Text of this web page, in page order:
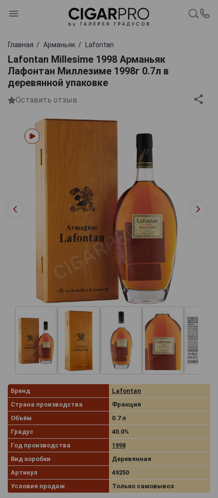
Главная Арманьяк Lafontan
Lafontan Millesime 1998 Арманьяк
Лафонтан Миллезиме 1998г 0.7л в
деревянной упаковке
Оставить отзыв
Бренд
Lafontan
Страна производства
Франция
Объём
0.7 л
Градус
40.0%
Год производства
1998
Вид коробки
Деревянная
Артикул
49250
Условия продаж
Только самовывоз